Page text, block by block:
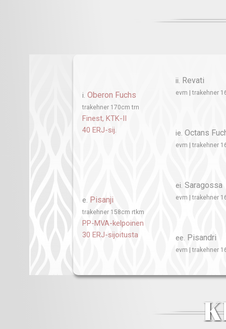
i. Oberon Fuchs
trakehner 170cm trn
Finest, KTK-II
40 ERJ-sij.
ii. Revati
evm | trakehner
ie. Octans
evm | trakehner
e. Pisanji
trakehner 158cm rtkm
PP-MVA-kelpoinen
30 ERJ-sijoitusta
ei. Saragossa
evm | trakehner
ee. Pisandri
evm | trakehner